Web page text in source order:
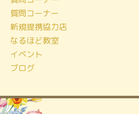
質問コーナー
新規提携協力店
なるほど教室
イベント
ブログ